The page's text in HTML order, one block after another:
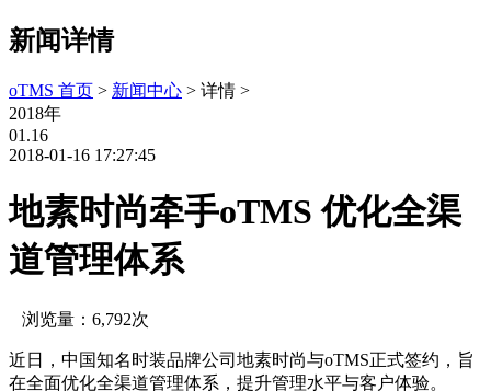
新闻详情
oTMS 首页 > 新闻中心 > 详情 >
2018年
01.16
2018-01-16 17:27:45
地素时尚牵手oTMS 优化全渠
道管理体系
浏览量：6,792次
近日，中国知名时装品牌公司地素时尚与oTMS正式签约，旨
在全面优化全渠道管理体系，提升管理水平与客户体验。